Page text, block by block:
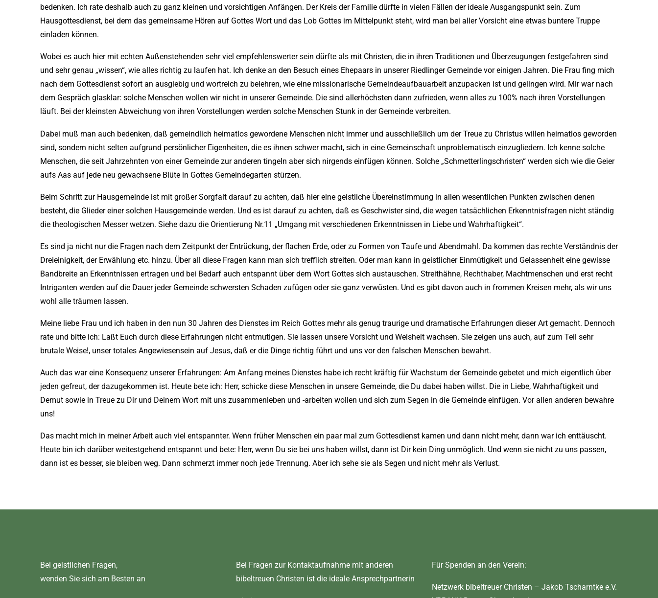
bedenken. Ich rate deshalb auch zu ganz kleinen und vorsichtigen Anfängen. Der Kreis der Familie dürfte in vielen Fällen der ideale Ausgangspunkt sein. Zum
Hausgottesdienst, bei dem das gemeinsame Hören auf Gottes Wort und das Lob Gottes im Mittelpunkt steht, wird man bei aller Vorsicht eine etwas buntere Truppe
einladen können.
Wobei es auch hier mit echten Außenstehenden sehr viel empfehlenswerter sein dürfte als mit Christen, die in ihren Traditionen und Überzeugungen festgefahren sind
und sehr genau „wissen“, wie alles richtig zu laufen hat. Ich denke an den Besuch eines Ehepaars in unserer Riedlinger Gemeinde vor einigen Jahren. Die Frau fing mich
nach dem Gottesdienst sofort an ausgiebig und wortreich zu belehren, wie eine missionarische Gemeindeaufbauarbeit anzupacken ist und gelingen wird. Mir war nach
dem Gespräch glasklar: solche Menschen wollen wir nicht in unserer Gemeinde. Die sind allerhöchsten dann zufrieden, wenn alles zu 100% nach ihren Vorstellungen
läuft. Bei der kleinsten Abweichung von ihren Vorstellungen werden solche Menschen Stunk in der Gemeinde verbreiten.
Dabei muß man auch bedenken, daß gemeindlich heimatlos gewordene Menschen nicht immer und ausschließlich um der Treue zu Christus willen heimatlos geworden
sind, sondern nicht selten aufgrund persönlicher Eigenheiten, die es ihnen schwer macht, sich in eine Gemeinschaft unproblematisch einzugliedern. Ich kenne solche
Menschen, die seit Jahrzehnten von einer Gemeinde zur anderen tingeln aber sich nirgends einfügen können. Solche „Schmetterlingschristen“ werden sich wie die Geier
aufs Aas auf jede neu gewachsene Blüte in Gottes Gemeindegarten stürzen.
Beim Schritt zur Hausgemeinde ist mit großer Sorgfalt darauf zu achten, daß hier eine geistliche Übereinstimmung in allen wesentlichen Punkten zwischen denen
besteht, die Glieder einer solchen Hausgemeinde werden. Und es ist darauf zu achten, daß es Geschwister sind, die wegen tatsächlichen Erkenntnisfragen nicht ständig
die theologischen Messer wetzen. Siehe dazu die Orientierung Nr.11 „Umgang mit verschiedenen Erkenntnissen in Liebe und Wahrhaftigkeit“.
Es sind ja nicht nur die Fragen nach dem Zeitpunkt der Entrückung, der flachen Erde, oder zu Formen von Taufe und Abendmahl. Da kommen das rechte Verständnis der
Dreieinigkeit, der Erwählung etc. hinzu. Über all diese Fragen kann man sich trefflich streiten. Oder man kann in geistlicher Einmütigkeit und Gelassenheit eine gewisse
Bandbreite an Erkenntnissen ertragen und bei Bedarf auch entspannt über dem Wort Gottes sich austauschen. Streithähne, Rechthaber, Machtmenschen und erst recht
Intriganten werden auf die Dauer jeder Gemeinde schwersten Schaden zufügen oder sie ganz verwüsten. Und es gibt davon auch in frommen Kreisen mehr, als wir uns
wohl alle träumen lassen.
Meine liebe Frau und ich haben in den nun 30 Jahren des Dienstes im Reich Gottes mehr als genug traurige und dramatische Erfahrungen dieser Art gemacht. Dennoch
rate und bitte ich: Laßt Euch durch diese Erfahrungen nicht entmutigen. Sie lassen unsere Vorsicht und Weisheit wachsen. Sie zeigen uns auch, auf zum Teil sehr
brutale Weise!, unser totales Angewiesensein auf Jesus, daß er die Dinge richtig führt und uns vor den falschen Menschen bewahrt.
Auch das war eine Konsequenz unserer Erfahrungen: Am Anfang meines Dienstes habe ich recht kräftig für Wachstum der Gemeinde gebetet und mich eigentlich über
jeden gefreut, der dazugekommen ist. Heute bete ich: Herr, schicke diese Menschen in unsere Gemeinde, die Du dabei haben willst. Die in Liebe, Wahrhaftigkeit und
Demut sowie in Treue zu Dir und Deinem Wort mit uns zusammenleben und -arbeiten wollen und sich zum Segen in die Gemeinde einfügen. Vor allen anderen bewahre
uns!
Das macht mich in meiner Arbeit auch viel entspannter. Wenn früher Menschen ein paar mal zum Gottesdienst kamen und dann nicht mehr, dann war ich enttäuscht.
Heute bin ich darüber weitestgehend entspannt und bete: Herr, wenn Du sie bei uns haben willst, dann ist Dir kein Ding unmöglich. Und wenn sie nicht zu uns passen,
dann ist es besser, sie bleiben weg. Dann schmerzt immer noch jede Trennung. Aber ich sehe sie als Segen und nicht mehr als Verlust.
Bei geistlichen Fragen,
wenden Sie sich am Besten an
Bei Fragen zur Kontaktaufnahme mit anderen
bibeltreuen Christen ist die ideale Ansprechpartnerin
Für Spenden an den Verein:
Netzwerk bibeltreuer Christen – Jakob Tscharntke e.V.